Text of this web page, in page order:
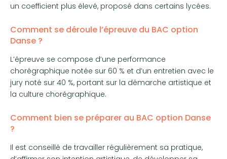
un coefficient plus élevé, proposé dans certains lycées.
Comment se déroule l’épreuve du BAC option
Danse ?
L’épreuve se compose d’une performance
chorégraphique notée sur 60 % et d’un entretien avec le
jury noté sur 40 %, portant sur la démarche artistique et
la culture chorégraphique.
Comment bien se préparer au BAC option Danse
?
Il est conseillé de travailler régulièrement sa pratique,